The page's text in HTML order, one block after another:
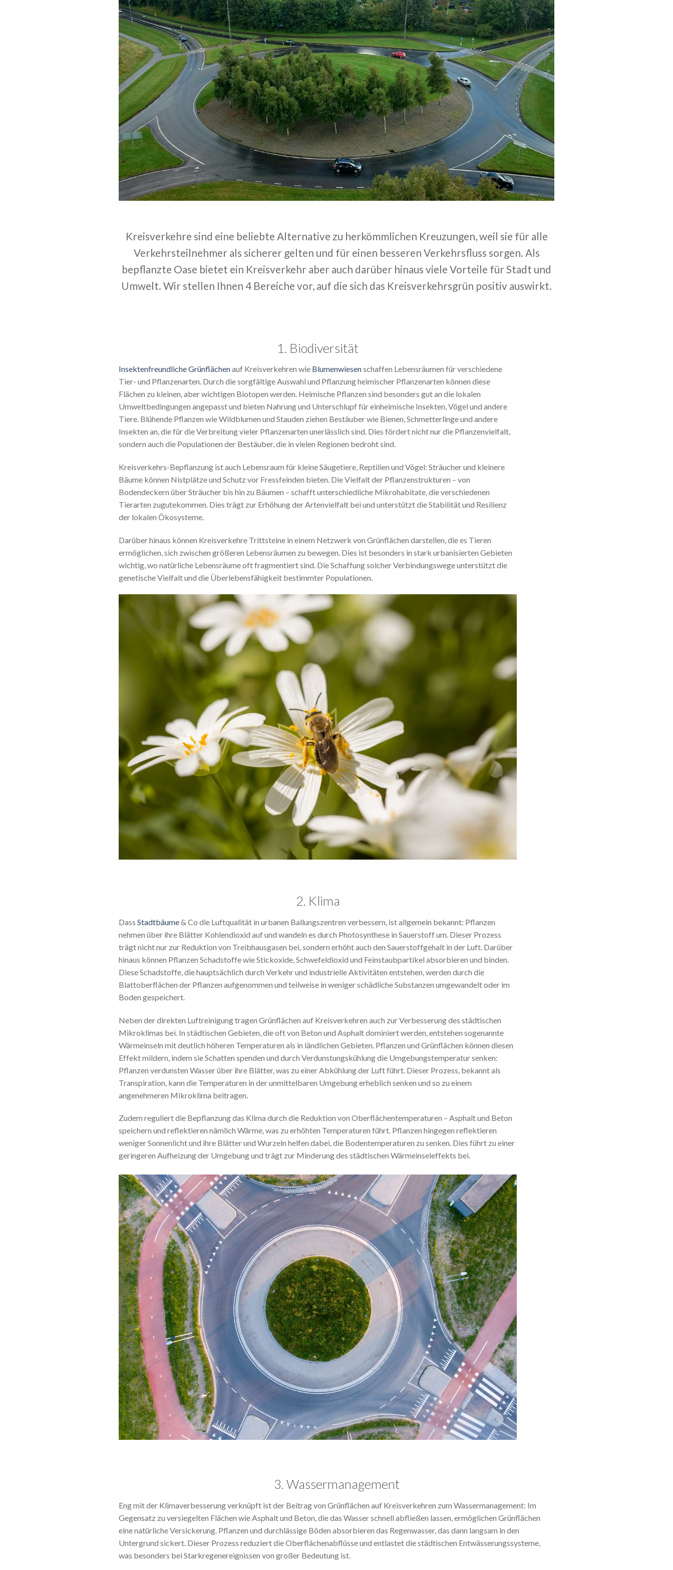
Kreisverkehre sind eine beliebte Alternative zu herkömmlichen Kreuzungen, weil sie für alle
Verkehrsteilnehmer als sicherer gelten und für einen besseren Verkehrsfluss sorgen. Als
bepflanzte Oase bietet ein Kreisverkehr aber auch darüber hinaus viele Vorteile für Stadt und
Umwelt. Wir stellen Ihnen 4 Bereiche vor, auf die sich das Kreisverkehrsgrün positiv auswirkt.
1. Biodiversität
Insektenfreundliche Grünflächenauf Kreisverkehren wie Blumenwiesenschaffen Lebensräumen für verschiedene
Tier- und Pflanzenarten. Durch die sorgfältige Auswahl und Pflanzung heimischer Pflanzenarten können diese
Flächen zu kleinen, aber wichtigen Biotopen werden. Heimische Pflanzen sind besonders gut an die lokalen
Umweltbedingungen angepasst und bieten Nahrung und Unterschlupf für einheimische Insekten, Vögel und andere
Tiere. Blühende Pflanzen wie Wildblumen und Stauden ziehen Bestäuber wie Bienen, Schmetterlinge und andere
Insekten an, die für die Verbreitung vieler Pflanzenarten unerlässlich sind. Dies fördert nicht nur die Pflanzenvielfalt,
sondern auch die Populationen der Bestäuber, die in vielen Regionen bedroht sind.
Kreisverkehrs-Bepflanzung ist auch Lebensraum für kleine Säugetiere, Reptilien und Vögel: Sträucher und kleinere
Bäume können Nistplätze und Schutz vor Fressfeinden bieten. Die Vielfalt der Pflanzenstrukturen – von
Bodendeckern über Sträucher bis hin zu Bäumen – schafft unterschiedliche Mikrohabitate, die verschiedenen
Tierarten zugutekommen. Dies trägt zur Erhöhung der Artenvielfalt bei und unterstützt die Stabilität und Resilienz
der lokalen Ökosysteme.
Darüber hinaus können Kreisverkehre Trittsteine in einem Netzwerk von Grünflächen darstellen, die es Tieren
ermöglichen, sich zwischen größeren Lebensräumen zu bewegen. Dies ist besonders in stark urbanisierten Gebieten
wichtig, wo natürliche Lebensräume oft fragmentiert sind. Die Schaffung solcher Verbindungswege unterstützt die
genetische Vielfalt und die Überlebensfähigkeit bestimmter Populationen.
2. Klima
Dass Stadtbäume& Co die Luftqualität in urbanen Ballungszentren verbessern, ist allgemein bekannt: Pflanzen
nehmen über ihre Blätter Kohlendioxid auf und wandeln es durch Photosynthese in Sauerstoff um. Dieser Prozess
trägt nicht nur zur Reduktion von Treibhausgasen bei, sondern erhöht auch den Sauerstoffgehalt in der Luft. Darüber
hinaus können Pflanzen Schadstoffe wie Stickoxide, Schwefeldioxid und Feinstaubpartikel absorbieren und binden.
Diese Schadstoffe, die hauptsächlich durch Verkehr und industrielle Aktivitäten entstehen, werden durch die
Blattoberflächen der Pflanzen aufgenommen und teilweise in weniger schädliche Substanzen umgewandelt oder im
Boden gespeichert.
Neben der direkten Luftreinigung tragen Grünflächen auf Kreisverkehren auch zur Verbesserung des städtischen
Mikroklimas bei. In städtischen Gebieten, die oft von Beton und Asphalt dominiert werden, entstehen sogenannte
Wärmeinseln mit deutlich höheren Temperaturen als in ländlichen Gebieten. Pflanzen und Grünflächen können diesen
Effekt mildern, indem sie Schatten spenden und durch Verdunstungskühlung die Umgebungstemperatur senken:
Pflanzen verdunsten Wasser über ihre Blätter, was zu einer Abkühlung der Luft führt. Dieser Prozess, bekannt als
Transpiration, kann die Temperaturen in der unmittelbaren Umgebung erheblich senken und so zu einem
angenehmeren Mikroklima beitragen.
Zudem reguliert die Bepflanzung das Klima durch die Reduktion von Oberflächentemperaturen – Asphalt und Beton
speichern und reflektieren nämlich Wärme, was zu erhöhten Temperaturen führt. Pflanzen hingegen reflektieren
weniger Sonnenlicht und ihre Blätter und Wurzeln helfen dabei, die Bodentemperaturen zu senken. Dies führt zu einer
geringeren Aufheizung der Umgebung und trägt zur Minderung des städtischen Wärmeinseleffekts bei.
3. Wassermanagement
Eng mit der Klimaverbesserung verknüpft ist der Beitrag von Grünflächen auf Kreisverkehren zum Wassermanagement: Im
Gegensatz zu versiegelten Flächen wie Asphalt und Beton, die das Wasser schnell abfließen lassen, ermöglichen Grünflächen
eine natürliche Versickerung. Pflanzen und durchlässige Böden absorbieren das Regenwasser, das dann langsam in den
Untergrund sickert. Dieser Prozess reduziert die Oberflächenabflüsse und entlastet die städtischen Entwässerungssysteme,
was besonders bei Starkregenereignissen von großer Bedeutung ist.